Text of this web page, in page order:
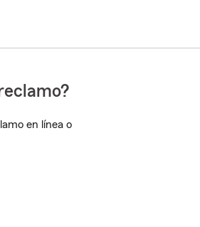
en línea o